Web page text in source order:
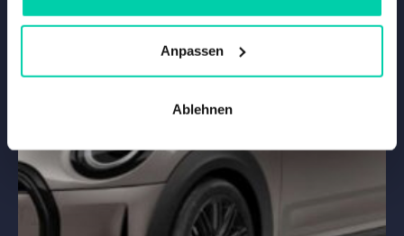
Anpassen
Ablehnen